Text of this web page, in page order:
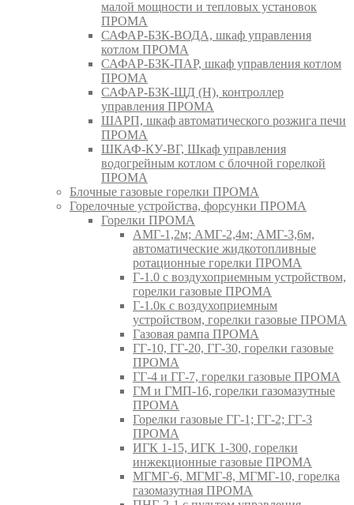
малой мощности и тепловых установок
ПРОМА
САФАР-БЗК-ВОДА, шкаф управления
котлом ПРОМА
САФАР-БЗК-ПАР, шкаф управления котлом
ПРОМА
САФАР-БЗК-ЩД (Н), контроллер
управления ПРОМА
ШАРП, шкаф автоматического розжига печи
ПРОМА
ШКАФ-КУ-ВГ, Шкаф управления
водогрейным котлом с блочной горелкой
ПРОМА
Блочные газовые горелки ПРОМА
Горелочные устройства, форсунки ПРОМА
Горелки ПРОМА
АМГ-1,2м; АМГ-2,4м; АМГ-3,6м,
автоматические жидкотопливные
ротационные горелки ПРОМА
Г-1.0 с воздухоприемным устройством,
горелки газовые ПРОМА
Г-1.0к с воздухоприемным
устройством, горелки газовые ПРОМА
Газовая рампа ПРОМА
ГГ-10, ГГ-20, ГГ-30, горелки газовые
ПРОМА
ГГ-4 и ГГ-7, горелки газовые ПРОМА
ГМ и ГМП-16, горелки газомазутные
ПРОМА
Горелки газовые ГГ-1; ГГ-2; ГГ-3
ПРОМА
ИГК 1-15, ИГК 1-300, горелки
инжекционные газовые ПРОМА
МГМГ-6, МГМГ-8, МГМГ-10, горелка
газомазутная ПРОМА